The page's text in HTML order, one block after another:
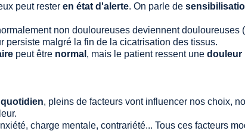
peut rester en état d'alerte. On parle de
non douloureuses deviennent douloureuses
persiste malgré la fin de la cicatrisation des tissus.
peut être normal , mais le patient ressent une douleur
, pleins de facteurs vont influencer nos choix,
charge mentale, contrariété... Tous ces facteurs